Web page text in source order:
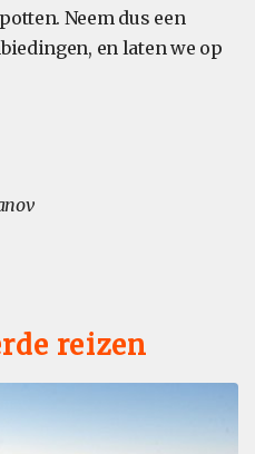
Neem dus een
en laten we op
reizen